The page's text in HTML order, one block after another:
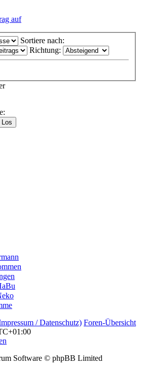
auf
Sortiere nach:
Richtung:
/ Datenschutz) Foren-Übersicht
Software © phpBB Limited